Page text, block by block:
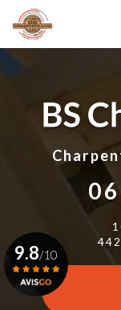
contenu
principal
9.8/10
Voir le certificat